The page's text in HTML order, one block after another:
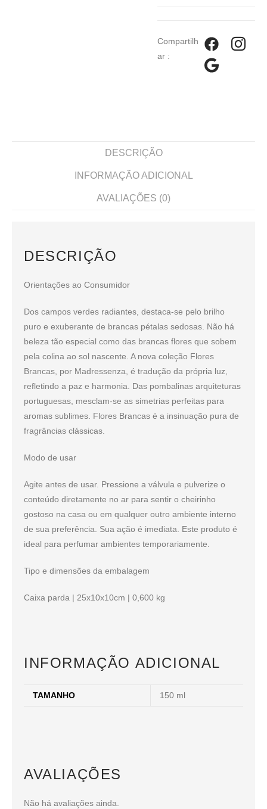
Compartilh
ar :
DESCRIÇÃO
INFORMAÇÃO ADICIONAL
AVALIAÇÕES (0)
DESCRIÇÃO
Orientações ao Consumidor
Dos campos verdes radiantes, destaca-se pelo brilho
puro e exuberante de brancas pétalas sedosas. Não há
beleza tão especial como das brancas flores que sobem
pela colina ao sol nascente. A nova coleção Flores
Brancas, por Madressenza, é tradução da própria luz,
refletindo a paz e harmonia. Das pombalinas arquiteturas
portuguesas, mesclam-se as simetrias perfeitas para
aromas sublimes. Flores Brancas é a insinuação pura de
fragrâncias clássicas.
Modo de usar
Agite antes de usar. Pressione a válvula e pulverize o
conteúdo diretamente no ar para sentir o cheirinho
gostoso na casa ou em qualquer outro ambiente interno
de sua preferência. Sua ação é imediata. Este produto é
ideal para perfumar ambientes temporariamente.
Tipo e dimensões da embalagem
Caixa parda | 25x10x10cm | 0,600 kg
INFORMAÇÃO ADICIONAL
TAMANHO 150 ml
AVALIAÇÕES
Não há avaliações ainda.